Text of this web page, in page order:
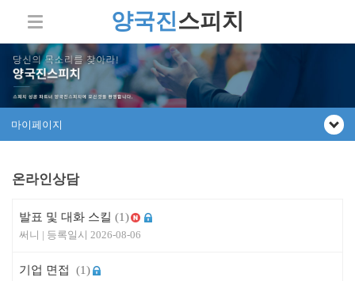
양국진스피치
마이페이지
온라인상담
발표 및 대화 스킬 (1)
써니 2026-08-06
기업 면접 (1)